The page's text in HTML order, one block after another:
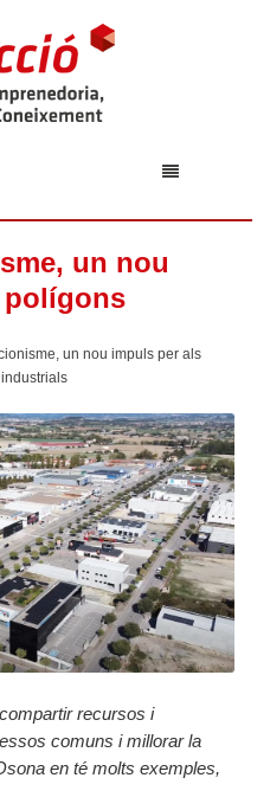
un nou
polígons
un nou impuls per als
recursos i
comuns i millorar la
en té molts exemples,